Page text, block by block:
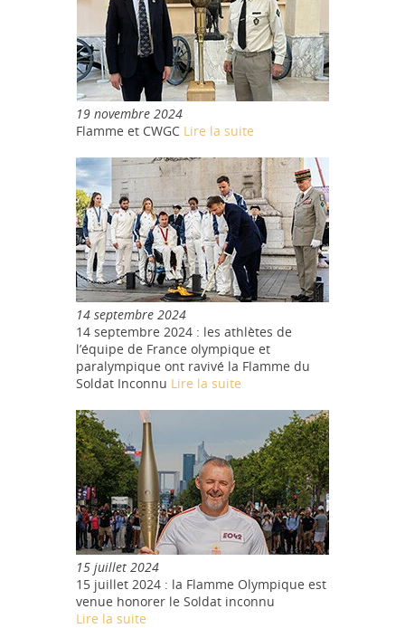
19 novembre 2024
Flamme et CWGC Lire la suite
14 septembre 2024
14 septembre 2024 : les athlètes de
l’équipe de France olympique et
paralympique ont ravivé la Flamme du
Soldat Inconnu Lire la suite
15 juillet 2024
15 juillet 2024 : la Flamme Olympique est
venue honorer le Soldat inconnu
Lire la suite